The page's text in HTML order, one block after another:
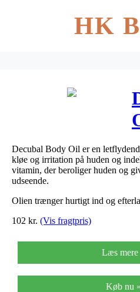
HK
Decubal Body Oil er en
kløe og irritation på huden og
vitamin, der beroliger huden og
udseende.
Olien trænger hurtigt ind og
102 kr. (Vis fragtpris)
Læs mere
Køb nu »